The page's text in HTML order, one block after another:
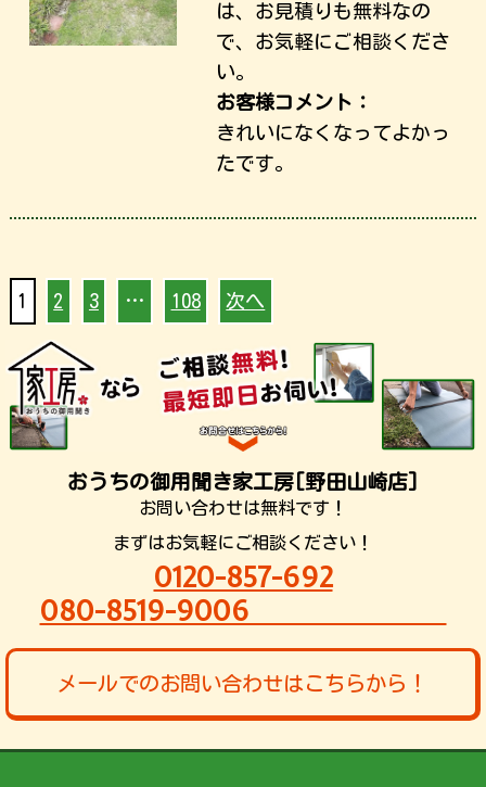
は、お見積りも無料なの
で、お気軽にご相談くださ
い。
お客様コメント：
きれいになくなってよかっ
たです。
1 2 3 … 108 次へ
おうちの御用聞き家工房[野田山崎店]
お問い合わせは無料です！
まずはお気軽にご相談ください！
0120-857-692
080-8519-9006
メールでのお問い合わせはこちらから！